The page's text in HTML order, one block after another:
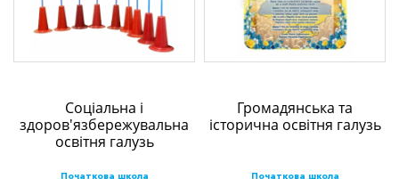
Соціальна і
здоров'язбережувальна
освітня галузь
Початкова школа
Громадянська та
історична освітня галузь
Початкова школа